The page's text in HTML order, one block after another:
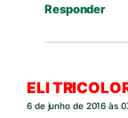
Responder
ELI
6 de junho de 2016 às